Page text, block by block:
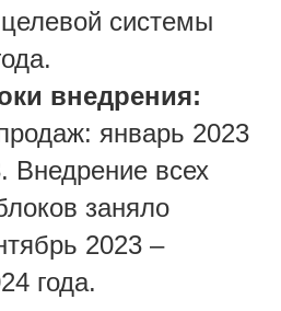
системы
внедрения:
январь 2023
Внедрение всех
заняло
2023 –
года.